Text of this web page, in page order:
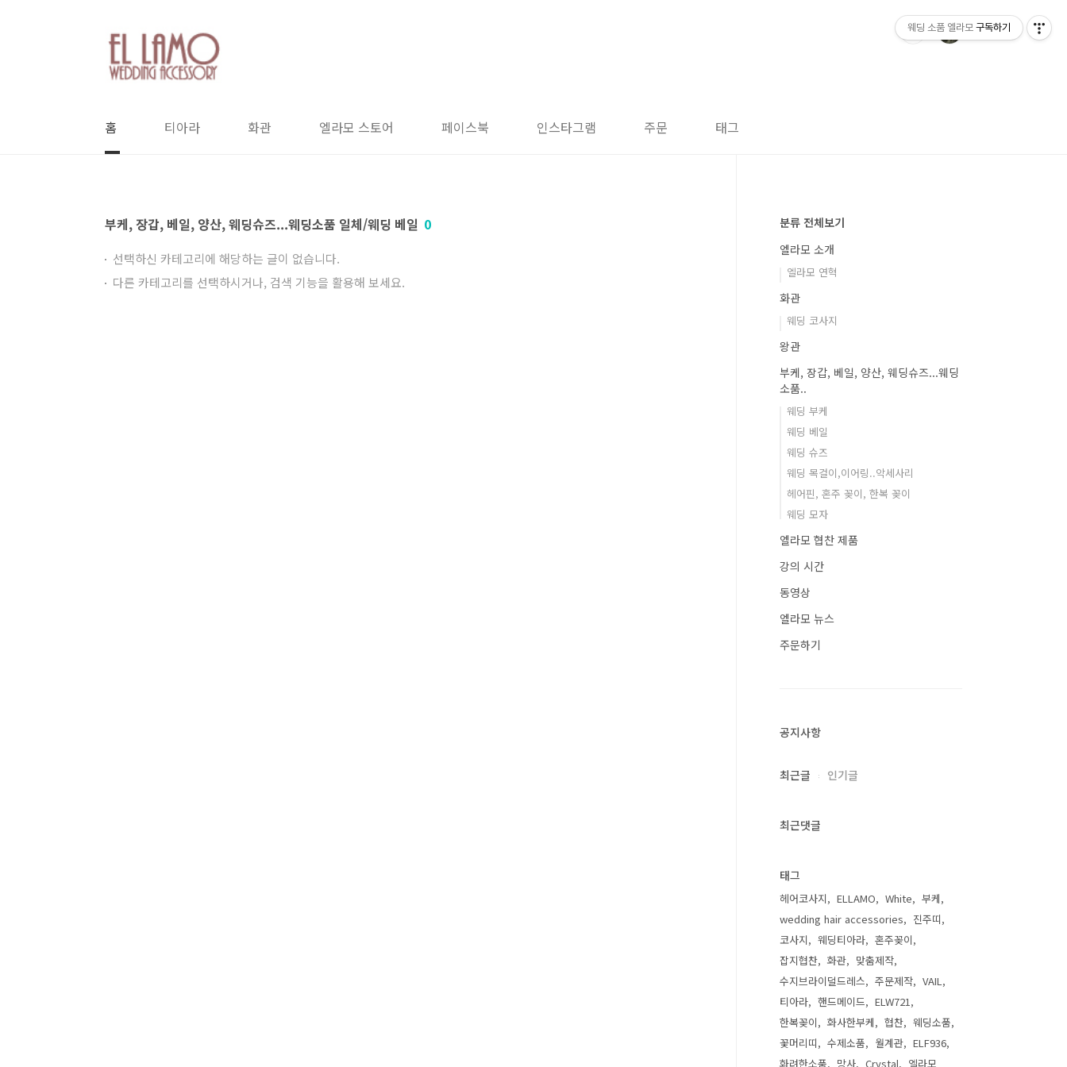
홈 티아라 화관 엘라모 스토어 페이스북 인스타그램 주문 태그
부케, 장갑, 베일, 양산, 웨딩슈즈...웨딩소품 일체/웨딩 베일 0
선택하신 카테고리에 해당하는 글이 없습니다.
다른 카테고리를 선택하시거나, 검색 기능을 활용해 보세요.
분류 전체보기
엘라모 소개
엘라모 연혁
화관
웨딩 코사지
왕관
부케, 장갑, 베일, 양산, 웨딩슈즈...웨딩
소품..
웨딩 부케
웨딩 베일
웨딩 슈즈
웨딩 목걸이,이어링..악세사리
헤어핀, 혼주 꽂이, 한복 꽂이
웨딩 모자
엘라모 협찬 제품
강의 시간
동영상
엘라모 뉴스
주문하기
공지사항
최근글 인기글
최근댓글
태그
헤어코사지 ELLAMO White
부케
wedding hair accessories
진주띠
코사지
웨딩티아라
혼주꽂이
잡지협찬
화관
맞춤제작
수지브라이덜드레스
주문제작
VAIL
티아라
핸드메이드
ELW721
한복꽂이
화사한부케 협찬
웨딩소품
꽃머리띠
수제소품 월계관
ELF936
화려한소품
망사 Crystal 엘라모
웨딩 소품 엘라모 구독하기